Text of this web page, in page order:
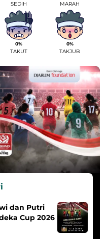
SEDIH MARAH
0%
TAKUT
0%
TAKJUB
dan Putri
Cup 2026